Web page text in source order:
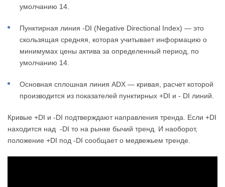
умолчанию 14.
Пунктирная линия -DI (Negative Directional Index) — это
скользящая средняя, которая учитывает информацию о
минимумах цены актива за определенный период, по
умолчанию 14.
Основная сплошная линия ADX — кривая, расчет которой
производится из показателей пунктирных +DI и - DI линий.
Кривые +DI и -DI подтверждают направления тренда. Если +DI
находится над -DI то на рынке бычий тренд. И наоборот,
положение +DI под -DI сообщает о медвежьем тренде.